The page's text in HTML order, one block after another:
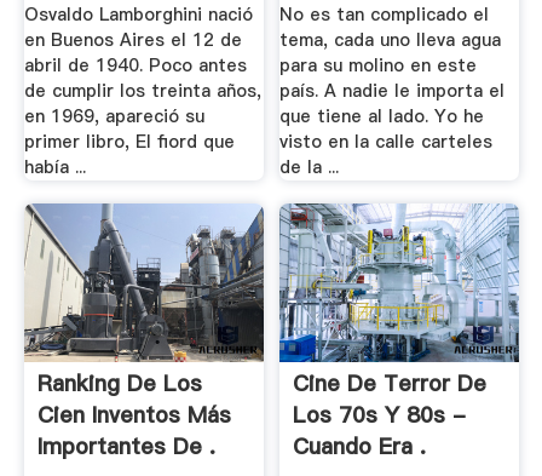
Osvaldo Lamborghini nació
en Buenos Aires el 12 de
abril de 1940. Poco antes
de cumplir los treinta años,
en 1969, apareció su
primer libro, El fiord que
había ...
No es tan complicado el
tema, cada uno lleva agua
para su molino en este
país. A nadie le importa el
que tiene al lado. Yo he
visto en la calle carteles
de la ...
Ranking De Los
Cien Inventos Más
Importantes De .
Cine De Terror De
Los 70s Y 80s -
Cuando Era .